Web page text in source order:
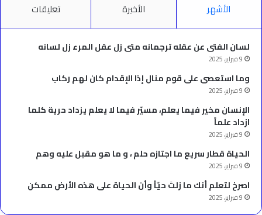
الأشهر الأخيرة تعليقات
لسان الفتى عن عقله ترجمانه متى زل عقل المرء زل لسانه
9 فبراير، 2025
وما استعصى على قوم منال إذا الإقدام كان لهم ركاب
9 فبراير، 2025
الإنسان مخير فيما يعلم، مسيّر فيما لا يعلم يزداد حرية كلما
ازداد علماً
9 فبراير، 2025
الحياة قطار سريع ما اجتازه حلم ، و ما هو مقبل عليه وهم
9 فبراير، 2025
‫اصرخ لتعلم أنك ما زلتَ حيّاً وأن الحياة على هذه الأرض ممكن
9 فبراير، 2025